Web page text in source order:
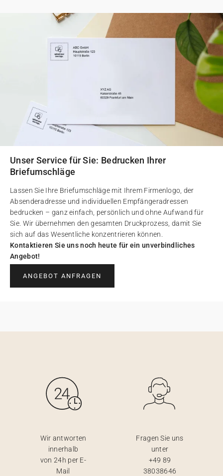
Unser Service für Sie: Bedrucken Ihrer
Briefumschläge
Lassen Sie Ihre Briefumschläge mit Ihrem Firmenlogo, der
Absenderadresse und individuellen Empfängeradressen
bedrucken – ganz einfach, persönlich und ohne Aufwand für
Sie. Wir übernehmen den gesamten Druckprozess, damit Sie
sich auf das Wesentliche konzentrieren können.
Kontaktieren Sie uns noch heute für ein unverbindliches
Angebot!
ANGEBOT ANFRAGEN
Wir antworten
innerhalb
von 24h per E-
Mail
Fragen Sie uns
unter
+49 89
38038646